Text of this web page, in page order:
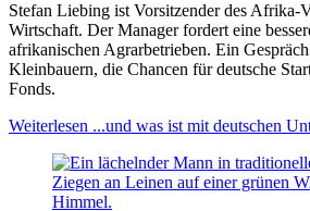
Stefan Liebing ist Vorsitzender des Afrika-
Wirtschaft. Der Manager fordert eine
afrikanischen Agrarbetrieben. Ein
Kleinbauern, die Chancen für deutsche
Fonds.
Weiterlesen ...und was ist mit deutschen